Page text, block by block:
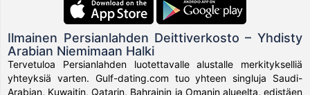
Ilmainen Persianlahden Deittiverkosto – Yhdisty
Arabian Niemimaan Halki
Tervetuloa Persianlahden luotettavalle alustalle merkitykselliä
yhteyksiä varten. Gulf-dating.com tuo yhteen singluja Saudi-
Arabian, Kuwaitin, Qatarin, Bahrainin ja Omanin alueelta, edistäen